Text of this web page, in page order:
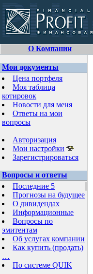
О Компании
Мои документы
Цена портфеля
Моя таблица
котировок
Новости для меня
Ответы на мои
вопросы
Авторизация
Мои настройки
Зарегистрироваться
Вопросы и ответы
Последние 5
Прогнозы на будущее
О дивидендах
Информационные
Вопросы по
эмитентам
Об услугах компании
Как купить (продать)
…
По системе QUIK